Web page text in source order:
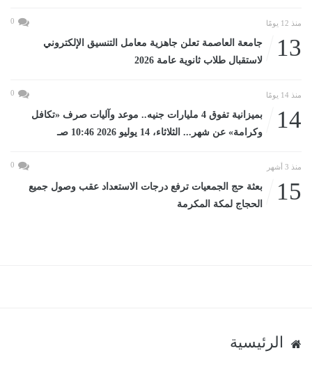
منذ 12 يومًا 0
13
جامعة العاصمة تعلن جاهزية معامل التنسيق الإلكتروني
لاستقبال طلاب ثانوية عامة 2026
منذ 14 يومًا 0
14
بميزانية تفوق 4 مليارات جنيه.. موعد وآليات صرف «تكافل
وكرامة» عن شهر... الثلاثاء، 14 يوليو 2026 10:46 صـ
منذ 3 أشهر 0
15
بعثة حج الجمعيات ترفع درجات الاستعداد عقب وصول جميع
الحجاج لمكة المكرمة
الرئيسية